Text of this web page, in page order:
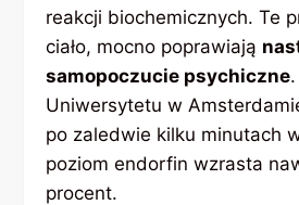
reakcji biochemicznych. Te
ciało, mocno poprawiają
samopoczucie psychiczne
Uniwersytetu w
po zaledwie kilku minutach
poziom endorfin wzrasta
procent.